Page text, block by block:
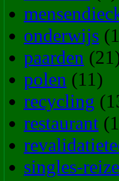
onderwijs
paarden
polen (11)
recycling
restaurant
singles-